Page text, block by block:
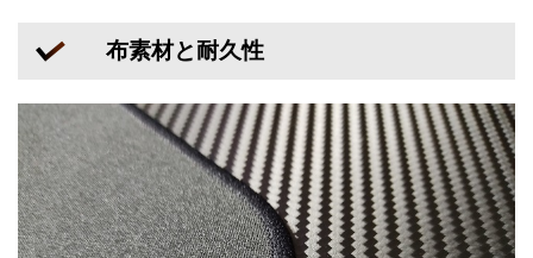
布素材と耐久性